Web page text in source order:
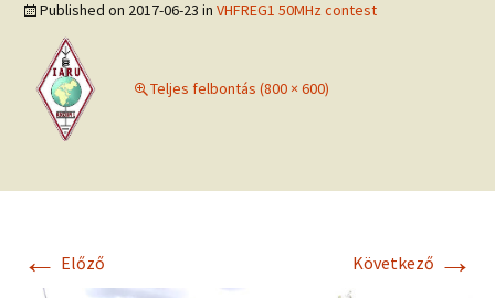
Published on 2017-06-23 in VHFREG1 50MHz contest
Teljes felbontás (800 × 600)
← Előző Következő →